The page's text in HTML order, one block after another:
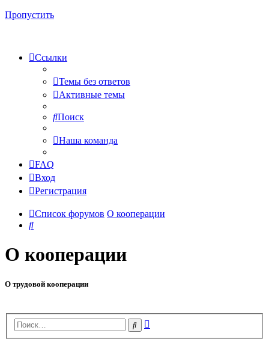
Пропустить
Ссылки
Темы без ответов
Активные темы
Поиск
Наша команда
FAQ
Вход
Регистрация
Список форумов О кооперации
Поиск
О кооперации
О трудовой кооперации
Поиск